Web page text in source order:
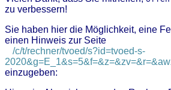
zu verbessern!
Sie haben hier die Möglichkeit, eine
einen Hinweis zur Seite
/c/t/rechner/tvoed/s?id=tvoed-s-
einzugeben: